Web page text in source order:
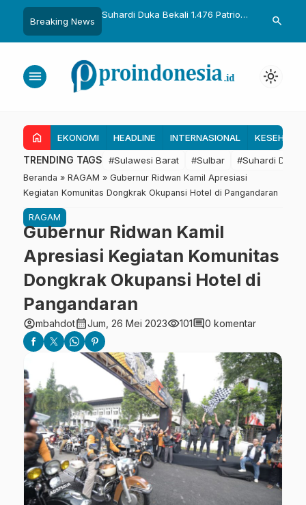
Breaking News
Gelar Sulo
Suhardi Duka Bekali 1.476 Patriot
Dasar Kebijakan Transmigrasi
Gubernur
untuk
search
menu light_mode
home EKONOMI HEADLINE INTERNASIONAL
TRENDING TAGS #Sulawesi Barat #Sulbar #Suhardi Duka
Beranda » RAGAM » Gubernur Ridwan Kamil Apresiasi
Kegiatan Komunitas Dongkrak Okupansi Hotel di Pangandaran
RAGAM
Gubernur Ridwan Kamil
Apresiasi Kegiatan Komunitas
Dongkrak Okupansi Hotel di
Pangandaran
account_circlembahdotcalendar_monthJum, 26 Mei 2023visibility101comment0 komentar